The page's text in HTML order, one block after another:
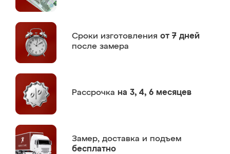
Сроки изготовления от 7 дней
после замера
Рассрочка на 3, 4, 6 месяцев
Замер, доставка и подъем
бесплатно